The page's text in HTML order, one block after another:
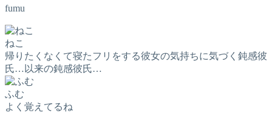
fumu
ねこ
帰りたくなくて寝たフリをする彼女の気持ちに気づく鈍感彼
氏…以来の鈍感彼氏…
ふむ
よく覚えてるね